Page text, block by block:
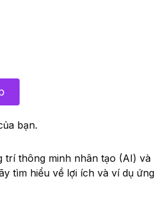
bạn.
trí thông minh nhân tạo (AI) và
tìm hiểu về lợi ích và ví dụ ứng